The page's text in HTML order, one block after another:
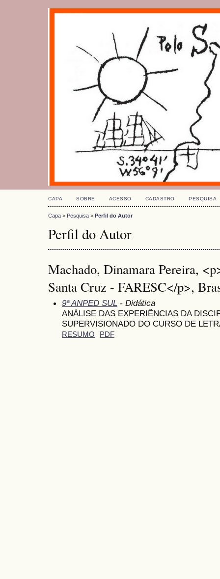
CAPA SOBRE ACESSO CADASTRO PESQUISA
Capa > Pesquisa > Perfil do Autor
Perfil do Autor
Machado, Dinamara Pereira,
Santa Cruz - FARESC</p>,
9ª ANPED SUL - Didática
ANÁLISE DAS EXPERIÊNCIAS DA
SUPERVISIONADO DO CURSO DE
RESUMO PDF